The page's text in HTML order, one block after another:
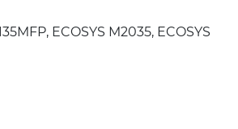
ECOSYS M2035, ECOSYS